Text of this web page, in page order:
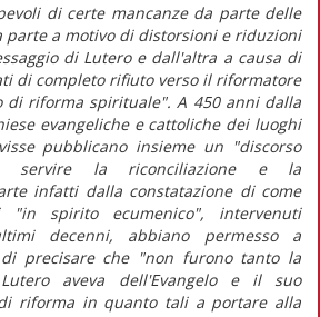
di certe mancanze da parte delle
parte a motivo di distorsioni e riduzioni
di Lutero e dall'altra a causa di
di completo rifiuto verso il riformatore
di riforma spirituale". A 450 anni dalla
evangeliche e cattoliche dei luoghi
pubblicano insieme un "discorso
servire la riconciliazione e la
infatti dalla constatazione di come
"in spirito ecumenico", intervenuti
decenni, abbiano permesso a
precisare che "non furono tanto la
aveva dell'Evangelo e il suo
riforma in quanto tali a portare alla